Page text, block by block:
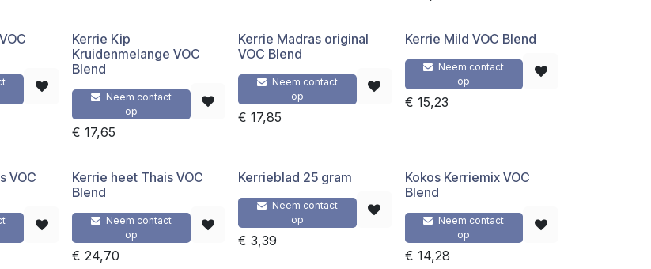
Kerrie Kip
Kruidenmelange VOC
Blend
Neem contact
op
€17,65
Kerrie Madras original
VOC Blend
Neem contact
op
€17,85
Kerrie Mild VOC Blend
Neem contact
op
€ 15,23
VOC
Kerrie heet Thais VOC
Blend
Neem contact
op
€24,70
Kerrieblad 25 gram
Neem contact
op
€3,39
Kokos Kerriemix VOC
Blend
Neem contact
op
€ 14,28